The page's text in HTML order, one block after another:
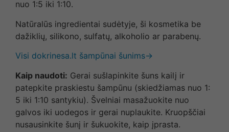
nuo 1:5 iki 1:10.
Natūralūs ingredientai sudėtyje, ši kosmetika be
dažiklių, silikono, sulfatų, alkoholio ar parabenų.
Visi dokrinesa.lt šampūnai šunims→
Kaip naudoti: Gerai sušlapinkite šuns kailį ir
patepkite praskiestu šampūnu (skiedžiamas nuo 1:
5 iki 1:10 santykiu). Švelniai masažuokite nuo
galvos iki uodegos ir gerai nuplaukite. Kruopščiai
nusausinkite šunį ir šukuokite, kaip įprasta.